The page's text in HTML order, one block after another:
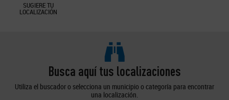
SUGIERE TU
LOCALIZACIÓN
Busca aquí tus localizaciones
Utiliza el buscador o selecciona un municipio o categoría para encontrar
una localización.